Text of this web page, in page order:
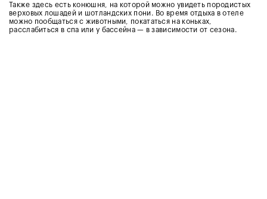
Также здесь есть конюшня, на которой можно увидеть породистых
верховых лошадей и шотландских пони. Во время отдыха в отеле
можно пообщаться с животными, покататься на коньках,
расслабиться в спа или у бассейна — в зависимости от сезона.